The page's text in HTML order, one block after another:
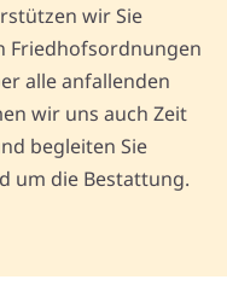
wir Sie
Friedhofsordnungen
alle anfallenden
wir uns auch Zeit
begleiten Sie
um die Bestattung.